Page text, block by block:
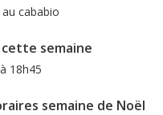
cababio
semaine
18h45
semaine de Noël